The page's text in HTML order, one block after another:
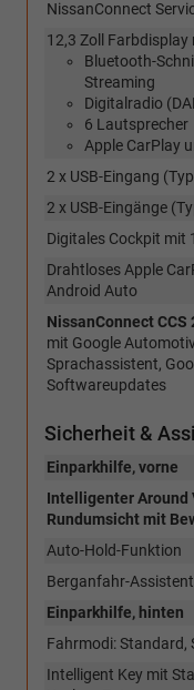
NissanConnect
12,3 Zoll Farbdisplay
Bluetooth-
Streaming
Digitalradio
6 Lautsprecher
Apple CarPlay
2 x USB-Eingang
2 x USB-Eingänge
Digitales Cockpit mit
Drahtloses Apple
Android Auto
NissanConnect
mit Google
Sprachassistent,
Softwareupdates
Sicherheit &
Einparkhilfe, vorne
Intelligenter Around
Rundumsicht mit
Auto-Hold-Funktion
Berganfahr-Assistent
Einparkhilfe, hinten
Fahrmodi: Standard,
Intelligent Key mit